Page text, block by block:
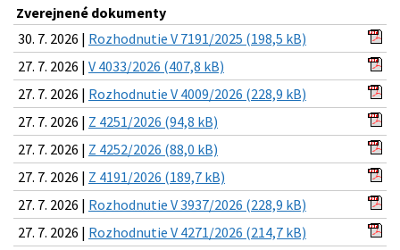
Zverejnené dokumenty
30. 7. 2026 | Rozhodnutie V 7191/2025 (198,5 kB)
27. 7. 2026 | V 4033/2026 (407,8 kB)
27. 7. 2026 | Rozhodnutie V 4009/2026 (228,9 kB)
27. 7. 2026 | Z 4251/2026 (94,8 kB)
27. 7. 2026 | Z 4252/2026 (88,0 kB)
27. 7. 2026 | Z 4191/2026 (189,7 kB)
27. 7. 2026 | Rozhodnutie V 3937/2026 (228,9 kB)
27. 7. 2026 | Rozhodnutie V 4271/2026 (214,7 kB)